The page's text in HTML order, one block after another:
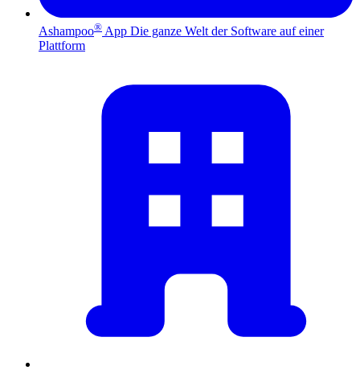
Ashampoo® App Die ganze Welt der Software auf einer
Plattform